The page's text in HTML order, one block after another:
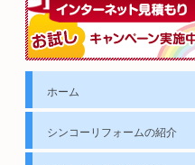
ホーム
シンコーリフォームの紹介